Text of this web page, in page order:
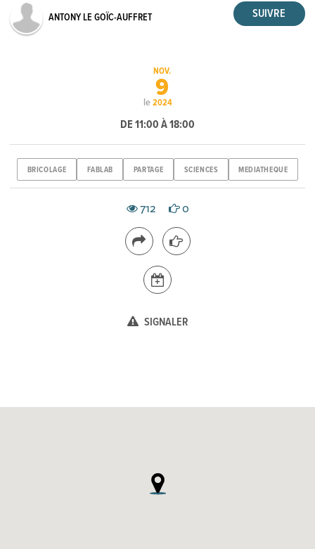
ANTONY LE GOÏC-AUFFRET
le
NOV.
9
2024
DE 11:00 À 18:00
BRICOLAGE FABLAB PARTAGE SCIENCES MEDIATHEQUE
712 0
SIGNALER